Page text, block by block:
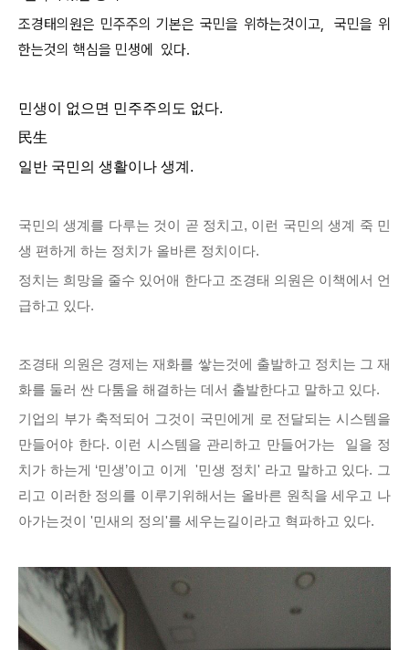
조경태의원은 민주주의 기본은 국민을 위하는것이고, 국민을 위
한는것의 핵심을 민생에 있다.
민생이 없으면 민주주의도 없다.
民生
일반 국민의 생활이나 생계 .
국민의 생계를 다루는 것이 곧 정치고, 이런 국민의 생계 죽 민
생 편하게 하는 정치가 올바른 정치이다.
정치는 희망을 줄수 있어애 한다고 조경태 의원은 이책에서 언
급하고 있다.
조경태 의원은 경제는 재화를 쌓는것에 출발하고 정치는 그 재
화를 둘러 싼 다툼을 해결하는 데서 출발한다고 말하고 있다.
기업의 부가 축적되어 그것이 국민에게 로 전달되는 시스템을
만들어야 한다. 이런 시스템을 관리하고 만들어가는 일을 정
치가 하는게 ‘민생’이고 이게 '민생 정치' 라고 말하고 있다. 그
리고 이러한 정의를 이루기위해서는 올바른 원칙을 세우고 나
아가는것이 '민새의 정의'를 세우는길이라고 혁파하고 있다.